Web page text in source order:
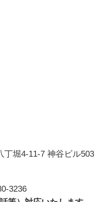
丁堀4-11-7 神谷ビル503
3236